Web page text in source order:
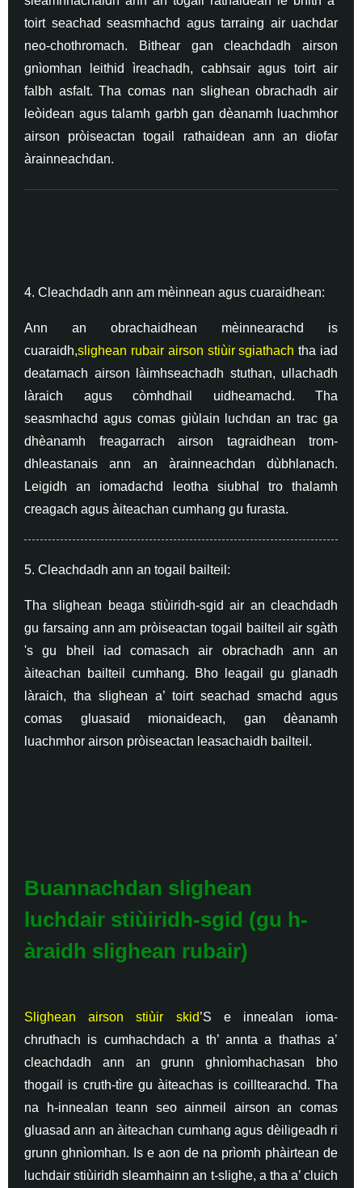
toirt seachad seasmhachd agus tarraing air uachdar
neo-chothromach. Bithear gan cleachdadh airson
gnìomhan leithid ìreachadh, cabhsair agus toirt air
falbh asfalt. Tha comas nan slighean obrachadh air
leòidean agus talamh garbh gan dèanamh luachmhor
airson pròiseactan togail rathaidean ann an diofar
àrainneachdan.
4. Cleachdadh ann am mèinnean agus cuaraidhean:
Ann an obrachaidhean mèinnearachd is
cuaraidh,slighean rubair airson stiùir sgiathach tha iad
deatamach airson làimhseachadh stuthan, ullachadh
làraich agus còmhdhail uidheamachd. Tha
seasmhachd agus comas giùlain luchdan an trac ga
dhèanamh freagarrach airson tagraidhean trom-
dhleastanais ann an àrainneachdan dùbhlanach.
Leigidh an iomadachd leotha siubhal tro thalamh
creagach agus àiteachan cumhang gu furasta.
5. Cleachdadh ann an togail bailteil:
Tha slighean beaga stiùiridh-sgid air an cleachdadh
gu farsaing ann am pròiseactan togail bailteil air sgàth
's gu bheil iad comasach air obrachadh ann an
àiteachan bailteil cumhang. Bho leagail gu glanadh
làraich, tha slighean a’ toirt seachad smachd agus
comas gluasaid mionaideach, gan dèanamh
luachmhor airson pròiseactan leasachaidh bailteil.
Buannachdan slighean
luchdair stiùiridh-sgid (gu h-
àraidh slighean rubair)
Slighean airson stiùir skid’S e innealan ioma-
chruthach is cumhachdach a th’ annta a thathas a’
cleachdadh ann an grunn ghnìomhachasan bho
thogail is cruth-tìre gu àiteachas is coilltearachd. Tha
na h-innealan teann seo ainmeil airson an comas
gluasad ann an àiteachan cumhang agus dèiligeadh ri
grunn ghnìomhan. Is e aon de na prìomh phàirtean de
luchdair stiùiridh sleamhainn an t-slighe, a tha a’ cluich